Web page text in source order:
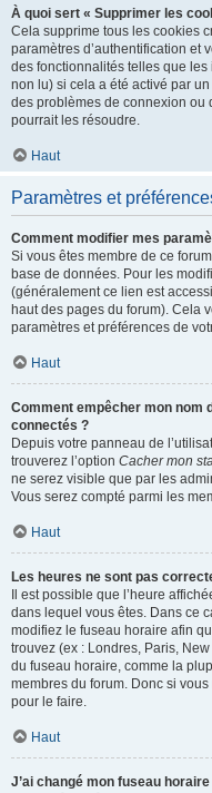
À quoi sert « Supprimer les
Cela supprime tous les cookies
paramètres d’authentification et
des fonctionnalités telles que
non lu) si cela a été activé par
des problèmes de connexion ou
pourrait les résoudre.
Haut
Paramètres et
Comment modifier mes
Si vous êtes membre de ce
base de données. Pour les
(généralement ce lien est
haut des pages du forum). Cela
paramètres et préférences de
Haut
Comment empêcher mon nom
connectés ?
Depuis votre panneau de
trouverez l’option Cacher mon
ne serez visible que par les
Vous serez compté parmi les
Haut
Les heures ne sont pas
Il est possible que l’heure
dans lequel vous êtes. Dans ce
modifiez le fuseau horaire afin
trouvez (ex : Londres, Paris,
du fuseau horaire, comme la
membres du forum. Donc si
pour le faire.
Haut
J’ai changé mon fuseau